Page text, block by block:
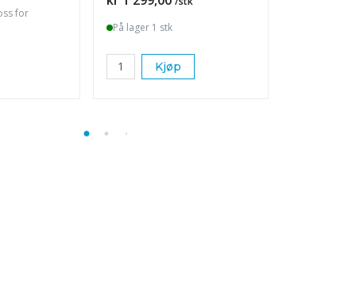
for
På lager 1 stk
Kjøp